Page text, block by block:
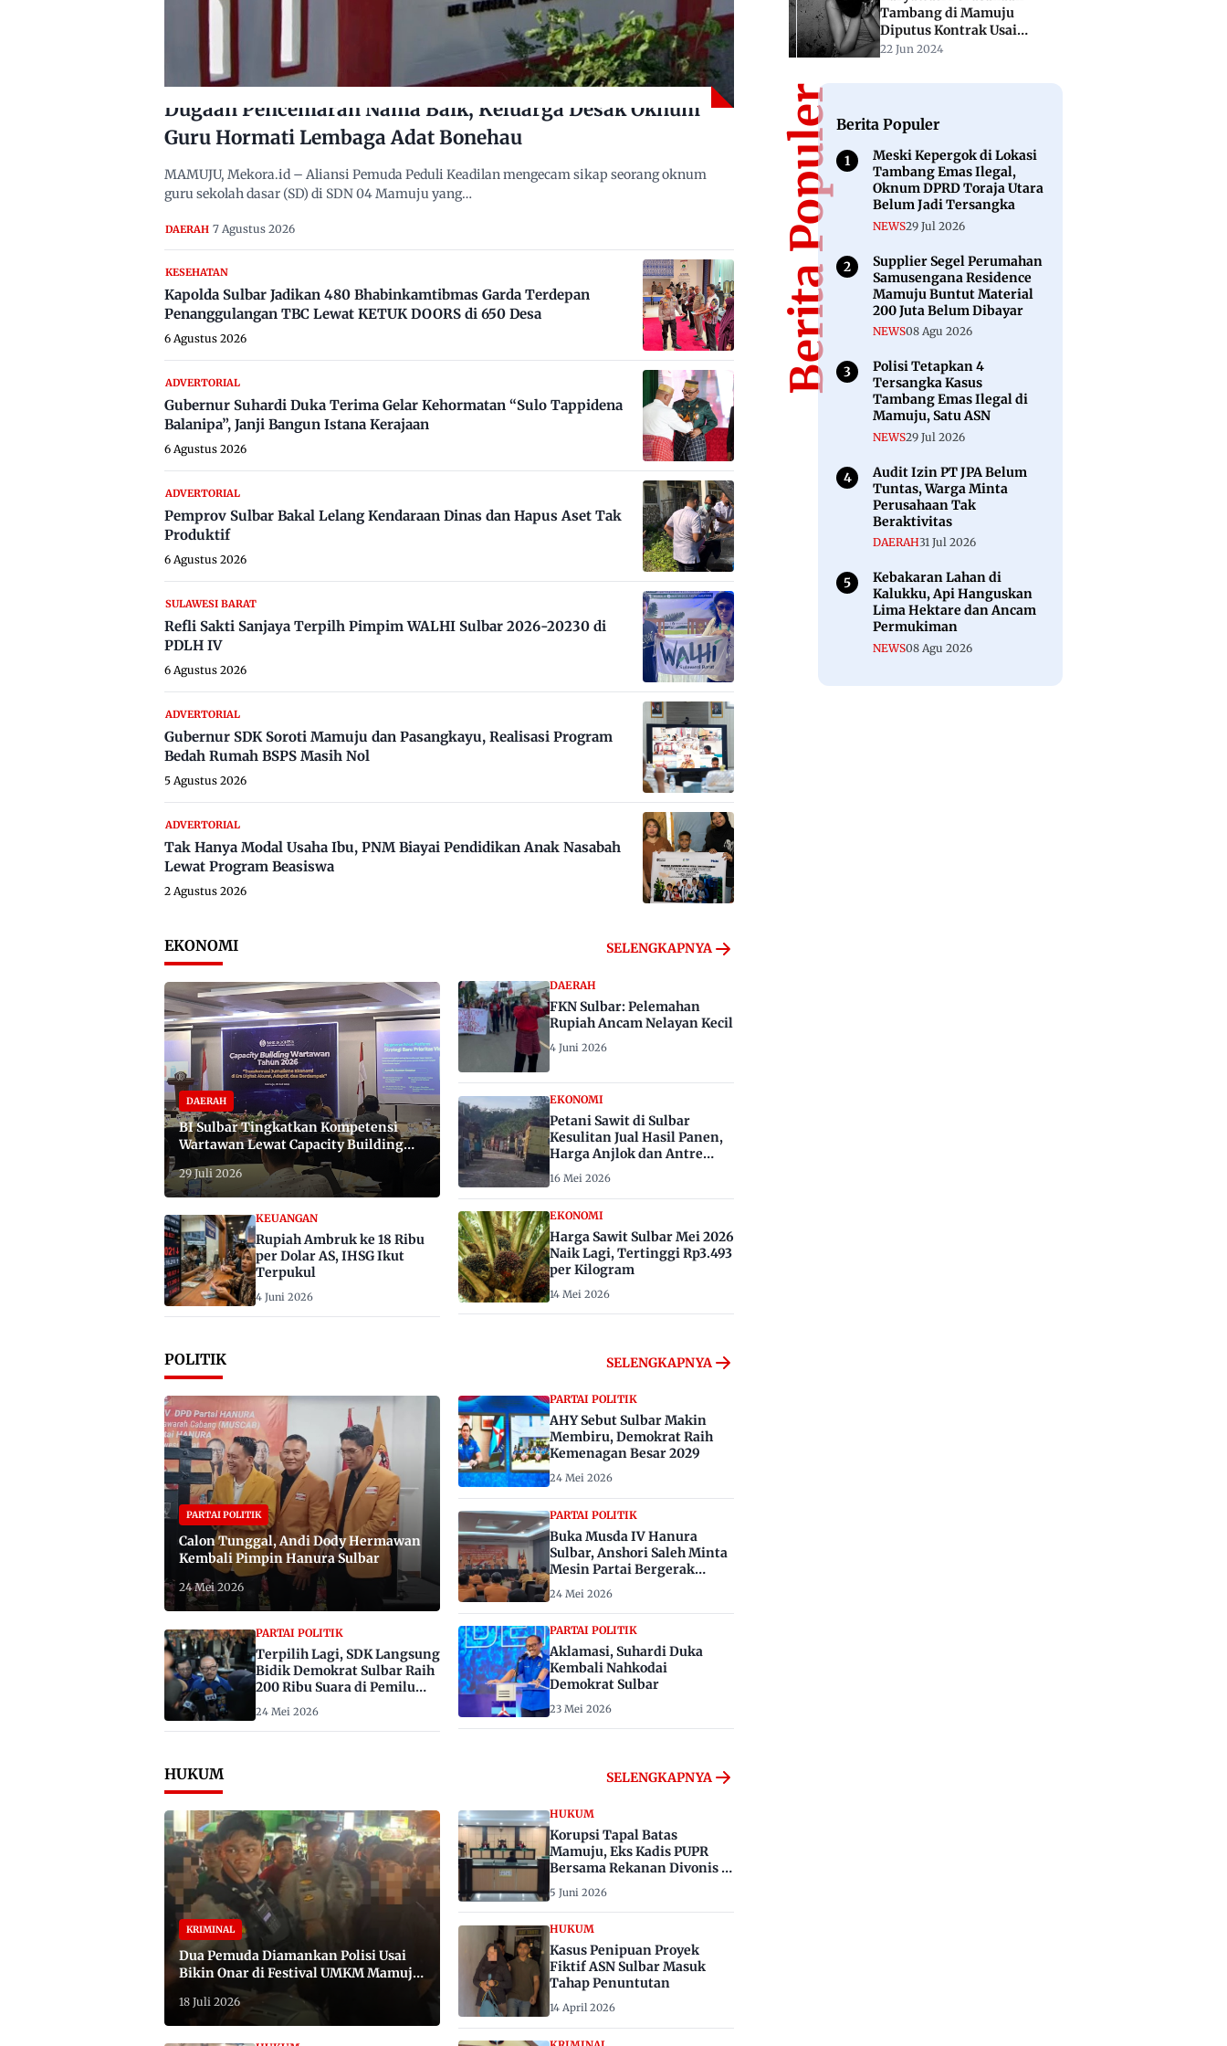
Dugaan Pencemaran Nama Baik, Keluarga Desak Oknum
Guru Hormati Lembaga Adat Bonehau
MAMUJU, Mekora.id – Aliansi Pemuda Peduli Keadilan mengecam sikap seorang oknum
guru sekolah dasar (SD) di SDN 04 Mamuju yang…
DAERAH 7 Agustus 2026
KESEHATAN
Kapolda Sulbar Jadikan 480 Bhabinkamtibmas Garda Terdepan
Penanggulangan TBC Lewat KETUK DOORS di 650 Desa
6 Agustus 2026
ADVERTORIAL
Gubernur Suhardi Duka Terima Gelar Kehormatan “Sulo Tappidena
Balanipa”, Janji Bangun Istana Kerajaan
6 Agustus 2026
ADVERTORIAL
Pemprov Sulbar Bakal Lelang Kendaraan Dinas dan Hapus Aset Tak
Produktif
6 Agustus 2026
SULAWESI BARAT
Refli Sakti Sanjaya Terpilh Pimpim WALHI Sulbar 2026-20230 di
PDLH IV
6 Agustus 2026
ADVERTORIAL
Gubernur SDK Soroti Mamuju dan Pasangkayu, Realisasi Program
Bedah Rumah BSPS Masih Nol
5 Agustus 2026
ADVERTORIAL
Tak Hanya Modal Usaha Ibu, PNM Biayai Pendidikan Anak Nasabah
Lewat Program Beasiswa
2 Agustus 2026
EKONOMI SELENGKAPNYA
DAERAH
BI Sulbar Tingkatkan Kompetensi
Wartawan Lewat Capacity Building
2026
29 Juli 2026
KEUANGAN
Rupiah Ambruk ke 18 Ribu
per Dolar AS, IHSG Ikut
Terpukul
4 Juni 2026
DAERAH
FKN Sulbar: Pelemahan
Rupiah Ancam Nelayan Kecil
4 Juni 2026
EKONOMI
Petani Sawit di Sulbar
Kesulitan Jual Hasil Panen,
Harga Anjlok dan Antre
Berhari-hari
16 Mei 2026
EKONOMI
Harga Sawit Sulbar Mei 2026
Naik Lagi, Tertinggi Rp3.493
per Kilogram
14 Mei 2026
POLITIK SELENGKAPNYA
PARTAI POLITIK
Calon Tunggal, Andi Dody Hermawan
Kembali Pimpin Hanura Sulbar
24 Mei 2026
PARTAI POLITIK
Terpilih Lagi, SDK Langsung
Bidik Demokrat Sulbar Raih
200 Ribu Suara di Pemilu
2029
24 Mei 2026
PARTAI POLITIK
AHY Sebut Sulbar Makin
Membiru, Demokrat Raih
Kemenagan Besar 2029
24 Mei 2026
PARTAI POLITIK
Buka Musda IV Hanura
Sulbar, Anshori Saleh Minta
Mesin Partai Bergerak
Menangkan Pemilu 2029
24 Mei 2026
PARTAI POLITIK
Aklamasi, Suhardi Duka
Kembali Nahkodai
Demokrat Sulbar
23 Mei 2026
HUKUM SELENGKAPNYA
KRIMINAL
Dua Pemuda Diamankan Polisi Usai
Bikin Onar di Festival UMKM Mamuju,
Satu Bawa Badik
18 Juli 2026
HUKUM
Korupsi Tapal Batas
Mamuju, Eks Kadis PUPR
Bersama Rekanan Divonis 6
dan 8 Tahun Penjara
5 Juni 2026
HUKUM
Kasus Penipuan Proyek
Fiktif ASN Sulbar Masuk
Tahap Penuntutan
14 April 2026
Tambang di Mamuju
Diputus Kontrak Usai
Laporkan Dugaan
22 Jun 2024
Berita PopulerBerita Populer
Meski Kepergok di Lokasi
Tambang Emas Ilegal,
Oknum DPRD Toraja Utara
Belum Jadi Tersangka
NEWS29 Jul 2026
Supplier Segel Perumahan
Samusengana Residence
Mamuju Buntut Material
200 Juta Belum Dibayar
NEWS08 Agu 2026
Polisi Tetapkan 4
Tersangka Kasus
Tambang Emas Ilegal di
Mamuju, Satu ASN
NEWS29 Jul 2026
Audit Izin PT JPA Belum
Tuntas, Warga Minta
Perusahaan Tak
Beraktivitas
DAERAH31 Jul 2026
Kebakaran Lahan di
Kalukku, Api Hanguskan
Lima Hektare dan Ancam
Permukiman
NEWS08 Agu 2026